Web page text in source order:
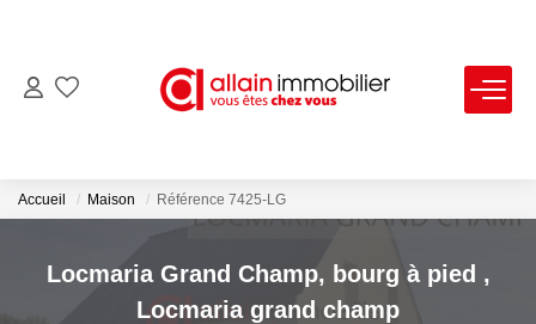
LOCATIONS
ESTIMATION
Accueil Maison Référence 7425-LG
Locmaria Grand Champ, bourg à pied ,
Locmaria grand champ